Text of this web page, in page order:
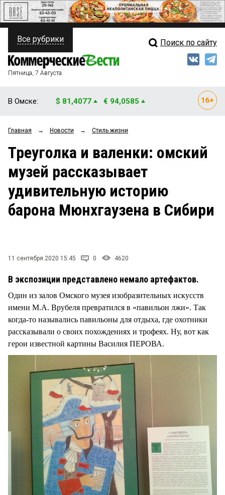
ПОЛИТИКА
ФИНАНСЫ
ОБЩЕСТВО
ЗАКОН
НОВОСТИ КОМПАНИЙ
Свежий выпуск
Рейтинги
Блоги
Архив
Все рубрики Поиск по сайту
Пятница, 7 Августа
В Омске: $ 81,4077 € 94,0585
Главная → Новости → Стиль жизни
Треуголка и валенки: омский
музей рассказывает
удивительную историю
барона Мюнхгаузена в Сибири
11 сентября 2020 15:45 0 4620
В экспозиции представлено немало артефактов.
Один из залов Омского музея изобразительных искусств
имени М.А. Врубеля превратился в «павильон лжи». Так
когда-то назывались павильоны для отдыха, где охотники
рассказывали о своих похождениях и трофеях. Ну, вот как
герои известной картины Василия ПЕРОВА.